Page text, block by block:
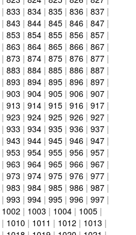
| 833 | 834 | 835 | 836 | 837 |
| 843 | 844 | 845 | 846 | 847 |
| 853 | 854 | 855 | 856 | 857 |
| 863 | 864 | 865 | 866 | 867 |
| 873 | 874 | 875 | 876 | 877 |
| 883 | 884 | 885 | 886 | 887 |
| 893 | 894 | 895 | 896 | 897 |
| 903 | 904 | 905 | 906 | 907 |
| 913 | 914 | 915 | 916 | 917 |
| 923 | 924 | 925 | 926 | 927 |
| 933 | 934 | 935 | 936 | 937 |
| 943 | 944 | 945 | 946 | 947 |
| 953 | 954 | 955 | 956 | 957 |
| 963 | 964 | 965 | 966 | 967 |
| 973 | 974 | 975 | 976 | 977 |
| 983 | 984 | 985 | 986 | 987 |
| 993 | 994 | 995 | 996 | 997 |
1002 | 1003 | 1004 | 1005 |
| 1010 | 1011 | 1012 | 1013 |